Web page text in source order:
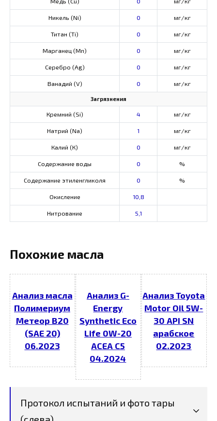
Никель (Ni) 0 мг/кг
Титан (Ti) 0 мг/кг
Марганец (Mn) 0 мг/кг
Серебро (Ag) 0 мг/кг
Ванадий (V) 0 мг/кг
Загрязнения
Кремний (Si) 4 мг/кг
Натрий (Na) 1 мг/кг
Калий (К) 0 мг/кг
Содержание воды 0 %
Содержание этиленгликоля 0 %
Окисление 10,8
Нитрование 5,1
Похожие масла
Анализ масла
Полимериум
Метеор В20
(SAE 20)
06.2023
Анализ G-
Energy
Synthetic Eco
Life 0W-20
ACEA C5
04.2024
Анализ Toyota
Motor Oil 5W-
30 API SN
арабское
02.2023
Протокол испытаний и фото тары